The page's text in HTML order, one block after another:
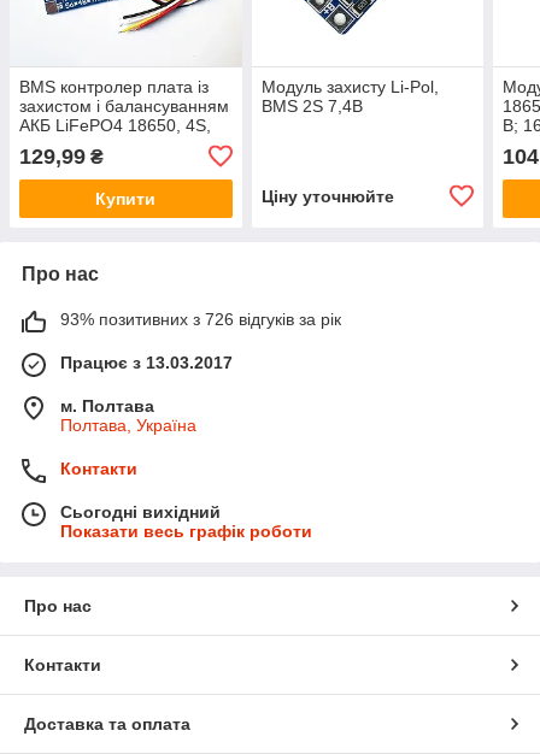
BMS контролер плата із
захистом і балансуванням
АКБ LiFePO4 18650, 4S,
LFP
129,99 ₴
Купити
Модуль захисту Li-Pol,
BMS 2S 7,4В
Ціну уточнюйте
В;
Про нас
93% позитивних з 726 відгуків за рік
Працює з 13.03.2017
м. Полтава
Полтава, Україна
Контакти
Сьогодні вихідний
Показати весь графік роботи
Про нас
Контакти
Доставка та оплата